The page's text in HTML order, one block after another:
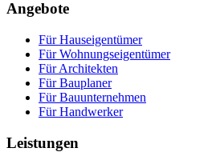
Angebote
Für Hauseigentümer
Für Wohnungseigentümer
Für Architekten
Für Bauplaner
Für Bauunternehmen
Für Handwerker
Leistungen